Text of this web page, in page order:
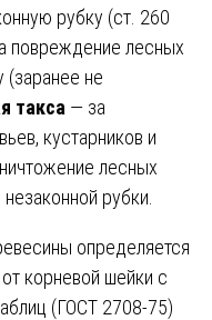
рубку (ст. 260
повреждение лесных
(заранее не
такса — за
кустарников и
лесных
рубки.
определяется
корневой шейки с
(ГОСТ 2708-75)